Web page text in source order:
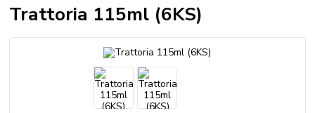
Trattoria 115ml (6KS)